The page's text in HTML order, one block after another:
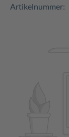
Artikelnummer: